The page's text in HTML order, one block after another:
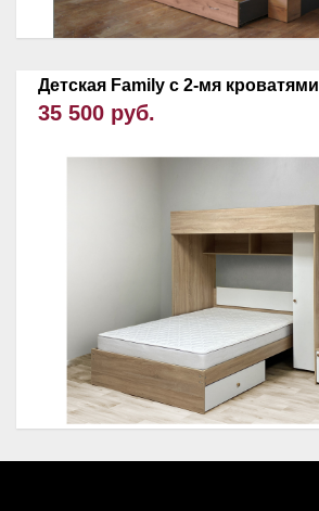
Детская Family c 2-мя кроватями
35 500 руб.